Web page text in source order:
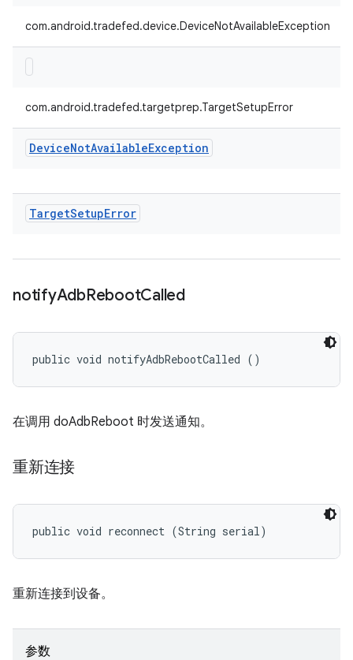
com.android.tradefed.device.DeviceNotAvailableException
com.android.tradefed.targetprep.TargetSetupError
DeviceNotAvailableException
TargetSetupError
notifyAdbRebootCalled
public void notifyAdbRebootCalled ()
在调用 doAdbReboot 时发送通知。
重新连接
public void reconnect (String serial)
重新连接到设备。
参数